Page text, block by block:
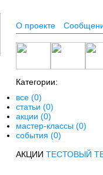
О проекте
Категории:
все (0)
статьи (0)
акции (0)
мастер-классы (0)
события (0)
АКЦИИ ТЕСТОВЫЙ